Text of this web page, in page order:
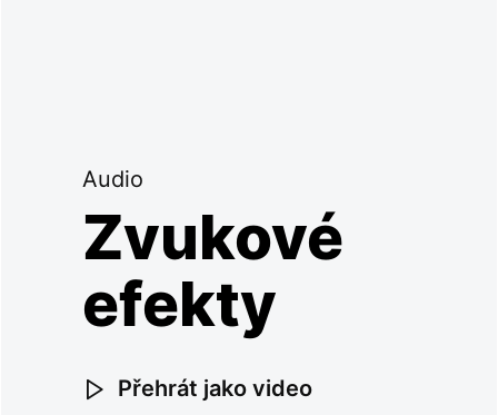
Audio
Zvukové
efekty
Přehrát jako video